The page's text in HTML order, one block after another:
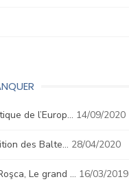
de l’Europ… 14/09/2020
des Balte… 28/04/2020
Le grand … 16/03/2019